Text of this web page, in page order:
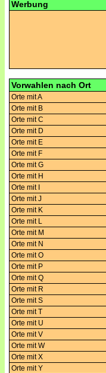
Werbung
Vorwahlen nach Ort
Orte mit A
Orte mit B
Orte mit C
Orte mit D
Orte mit E
Orte mit F
Orte mit G
Orte mit H
Orte mit I
Orte mit J
Orte mit K
Orte mit L
Orte mit M
Orte mit N
Orte mit O
Orte mit P
Orte mit Q
Orte mit R
Orte mit S
Orte mit T
Orte mit U
Orte mit V
Orte mit W
Orte mit X
Orte mit Y